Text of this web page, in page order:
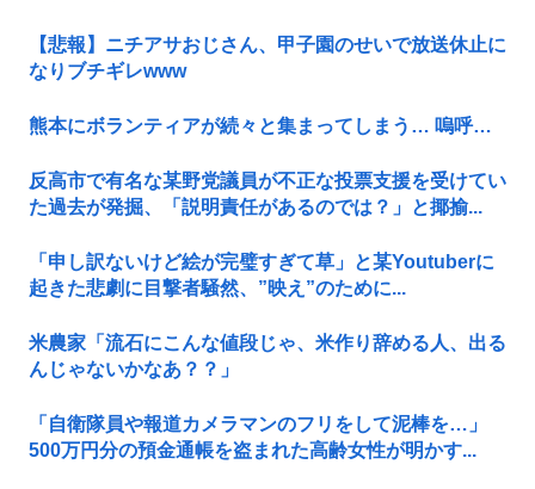
【悲報】ニチアサおじさん、甲子園のせいで放送休止に
なりブチギレwww
熊本にボランティアが続々と集まってしまう… 嗚呼…
反高市で有名な某野党議員が不正な投票支援を受けてい
た過去が発掘、「説明責任があるのでは？」と揶揄...
「申し訳ないけど絵が完璧すぎて草」と某Youtuberに
起きた悲劇に目撃者騒然、”映え”のために...
米農家「流石にこんな値段じゃ、米作り辞める人、出る
んじゃないかなあ？？」
「自衛隊員や報道カメラマンのフリをして泥棒を…」
500万円分の預金通帳を盗まれた高齢女性が明かす...